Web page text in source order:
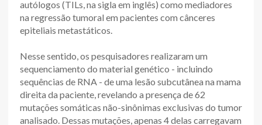
autólogos (TILs, na sigla em inglês) como mediadores
na regressão tumoral em pacientes com cânceres
epiteliais metastáticos.
Nesse sentido, os pesquisadores realizaram um
sequenciamento do material genético - incluindo
sequências de RNA - de uma lesão subcutânea na mama
direita da paciente, revelando a presença de 62
mutações somáticas não-sinônimas exclusivas do tumor
analisado. Dessas mutações, apenas 4 delas carregavam